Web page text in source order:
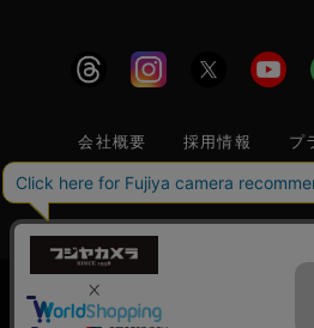
会社概要 採用情報
プ
特定商取引に関する法律に基づく
商標登録 第5211024号 株式会社フ
号 東京都公安委員会 第
当サイトでは利便性向上のためクッキ
を使用しています。クッキー(Cookie)